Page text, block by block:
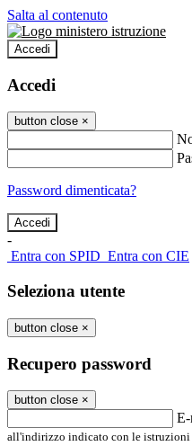
Salta al contenuto
Accedi
Accedi
button close ×
Password dimenticata?
-
Entra con SPID Entra con CIE
Seleziona utente
button close ×
Recupero password
button close ×
all'indirizzo indicato con le istruzioni